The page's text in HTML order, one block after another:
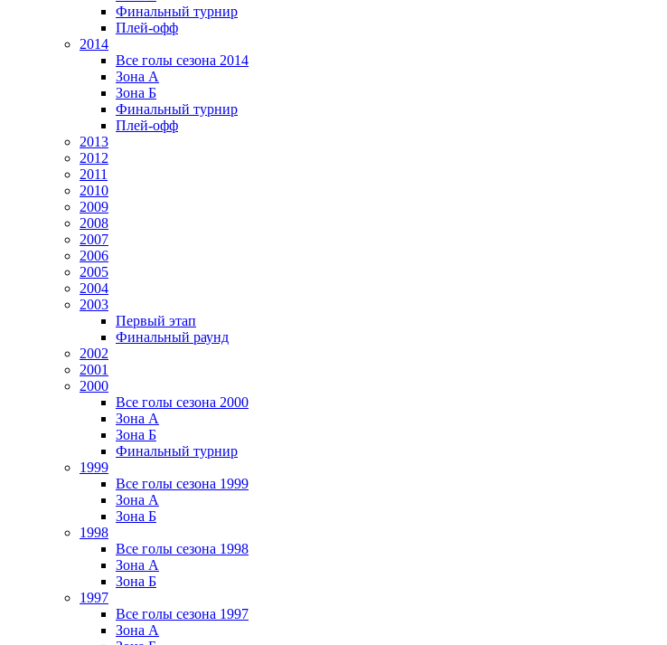
Финальный турнир
Плей-офф
2014
Все голы сезона 2014
Зона А
Зона Б
Финальный турнир
Плей-офф
2013
2012
2011
2010
2009
2008
2007
2006
2005
2004
2003
Первый этап
Финальный раунд
2002
2001
2000
Все голы сезона 2000
Зона А
Зона Б
Финальный турнир
1999
Все голы сезона 1999
Зона А
Зона Б
1998
Все голы сезона 1998
Зона А
Зона Б
1997
Все голы сезона 1997
Зона А